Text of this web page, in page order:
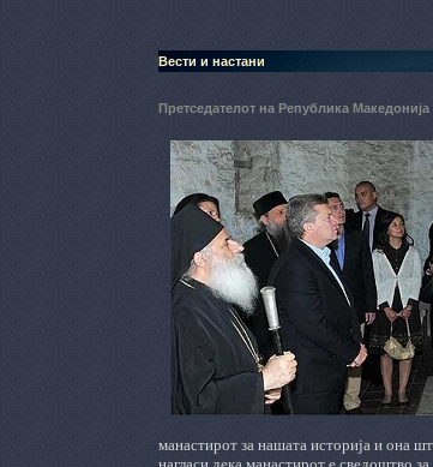
Вести и настани
Претседателот на Република
манастирот за нашата историја и она